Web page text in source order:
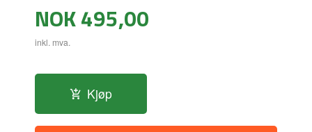
Pris
NOK495,00
inkl. mva.
Kjøp